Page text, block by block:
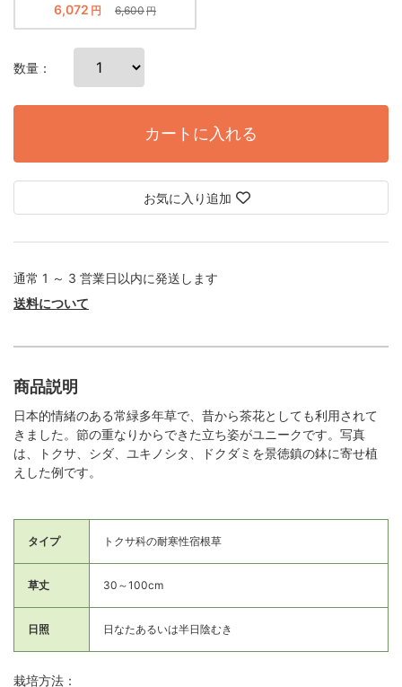
6,072 円 6,600円
数量：
カートに入れる
お気に入り追加
通常 1 ～ 3 営業日以内に発送します
送料について
商品説明
日本的情緒のある常緑多年草で、昔から茶花としても利用されて
きました。節の重なりからできた立ち姿がユニークです。写真
は、トクサ、シダ、ユキノシタ、ドクダミを景徳鎮の鉢に寄せ植
えした例です。
タイプ トクサ科の耐寒性宿根草
草丈 30～100cm
日照 日なたあるいは半日陰むき
栽培方法：